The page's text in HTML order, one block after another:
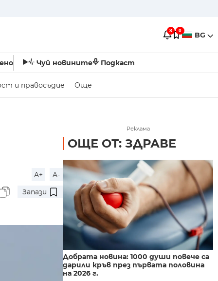
8 0 BG
Чуй новините Подкаст
и правосъдие Още
A+
A-
Запази
Реклама
ОЩЕ ОТ: ЗДРАВЕ
Добрата новина: 1000 души повече са
дарили кръв през първата половина
на 2026 г.